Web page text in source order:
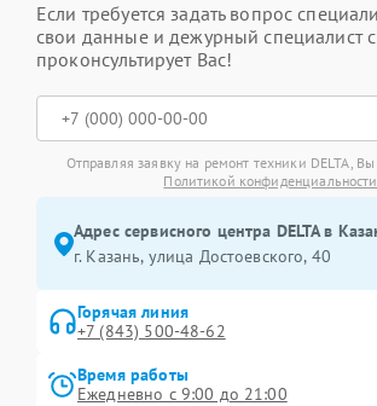
Если требуется задать вопрос
свои данные и дежурный специалист
проконсультирует Вас!
Отправляя заявку на ремонт техники DELTA, Вы
Политикой конфиденциальности
Адрес сервисного центра DELTA в
г. Казань, улица Достоевского, 40
Горячая линия
+7 (843) 500-48-62
Время работы
Ежедневно с 9:00 до 21:00